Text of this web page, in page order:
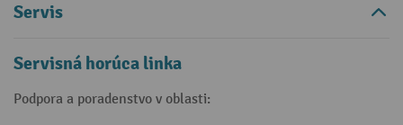
Servis
Servisná horúca linka
Podpora a poradenstvo v oblasti: